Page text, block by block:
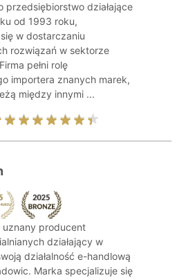
przedsiębiorstwo działające
od 1993 roku,
w dostarczaniu
rozwiązań w sektorze
pełni rolę
importera znanych marek,
między innymi ...
uznany producent
działający w
działalność e-handlową
Marka specjalizuje się